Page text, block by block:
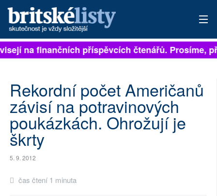
PŘIHLÁSIT
ARCHIV
ROZHOVORY
TÉMATA
NEJČTENĚJŠÍ ZA 7 DNÍ
AUTOŘI
na finančních příspěvcích čtenářů. Prosíme,
Rekordní počet Američanů
závisí na potravinových
poukázkách. Ohrožují je
škrty
5. 9. 2012
čas čtení 1 minuta